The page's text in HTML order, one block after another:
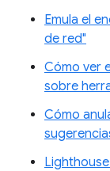
Emula el
de red"
Cómo ver
sobre
Cómo